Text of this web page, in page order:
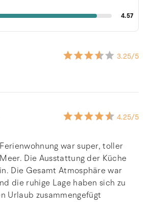
4.57
3.25/5
4.25/5
war super, toller
Die Ausstattung der Küche
Die Gesamt Atmosphäre war
die ruhige Lage haben sich zu
Urlaub zusammengefügt